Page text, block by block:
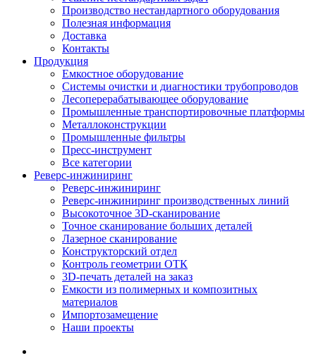
Производство нестандартного оборудования
Полезная информация
Доставка
Контакты
Продукция
Емкостное оборудование
Системы очистки и диагностики трубопроводов
Лесоперерабатывающее оборудование
Промышленные транспортировочные платформы
Металлоконструкции
Промышленные фильтры
Пресс-инструмент
Все категории
Реверс-инжиниринг
Реверс-инжиниринг
Реверс-инжиниринг производственных линий
Высокоточное 3D-сканирование
Точное сканирование больших деталей
Лазерное сканирование
Конструкторский отдел
Контроль геометрии ОТК
3D-печать деталей на заказ
Емкости из полимерных и композитных
материалов
Импортозамещение
Наши проекты